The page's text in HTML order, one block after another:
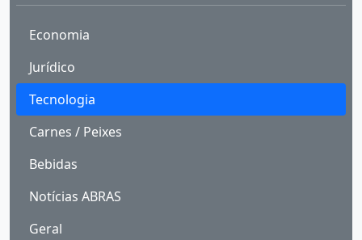
Economia
Jurídico
Tecnologia
Carnes / Peixes
Bebidas
Notícias ABRAS
Geral